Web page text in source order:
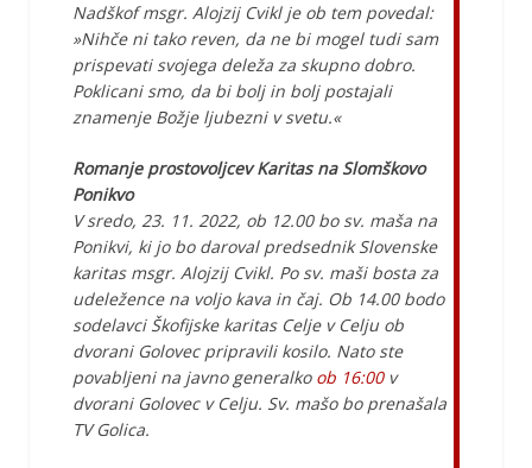
Nadškof msgr. Alojzij Cvikl je ob tem povedal:
»Nihče ni tako reven, da ne bi mogel tudi sam
prispevati svojega deleža za skupno dobro.
Poklicani smo, da bi bolj in bolj postajali
znamenje Božje ljubezni v svetu.«
Romanje prostovoljcev Karitas na Slomškovo
Ponikvo
V sredo, 23. 11. 2022, ob 12.00 bo sv. maša na
Ponikvi, ki jo bo daroval predsednik Slovenske
karitas msgr. Alojzij Cvikl. Po sv. maši bosta za
udeležence na voljo kava in čaj. Ob 14.00 bodo
sodelavci Škofijske karitas Celje v Celju ob
dvorani Golovec pripravili kosilo. Nato ste
povabljeni na javno generalko ob 16:00v
dvorani Golovec v Celju. Sv. mašo bo prenašala
TV Golica.